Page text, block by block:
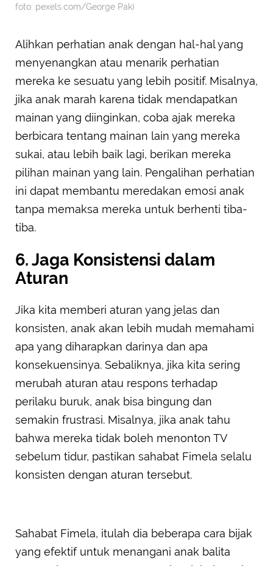
foto: pexels.com/George Pak)
Alihkan perhatian anak dengan hal-hal yang
menyenangkan atau menarik perhatian
mereka ke sesuatu yang lebih positif. Misalnya,
jika anak marah karena tidak mendapatkan
mainan yang diinginkan, coba ajak mereka
berbicara tentang mainan lain yang mereka
sukai, atau lebih baik lagi, berikan mereka
pilihan mainan yang lain. Pengalihan perhatian
ini dapat membantu meredakan emosi anak
tanpa memaksa mereka untuk berhenti tiba-
tiba.
6. Jaga Konsistensi dalam
Aturan
Jika kita memberi aturan yang jelas dan
konsisten, anak akan lebih mudah memahami
apa yang diharapkan darinya dan apa
konsekuensinya. Sebaliknya, jika kita sering
merubah aturan atau respons terhadap
perilaku buruk, anak bisa bingung dan
semakin frustrasi. Misalnya, jika anak tahu
bahwa mereka tidak boleh menonton TV
sebelum tidur, pastikan sahabat Fimela selalu
konsisten dengan aturan tersebut.
Sahabat Fimela, itulah dia beberapa cara bijak
yang efektif untuk menangani anak balita